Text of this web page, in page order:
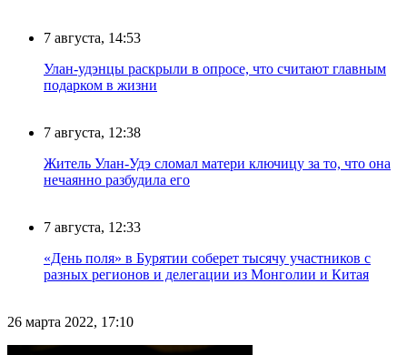
7 августа, 14:53
Улан-удэнцы раскрыли в опросе, что считают главным
подарком в жизни
7 августа, 12:38
Житель Улан-Удэ сломал матери ключицу за то, что она
нечаянно разбудила его
7 августа, 12:33
«День поля» в Бурятии соберет тысячу участников с
разных регионов и делегации из Монголии и Китая
26 марта 2022, 17:10